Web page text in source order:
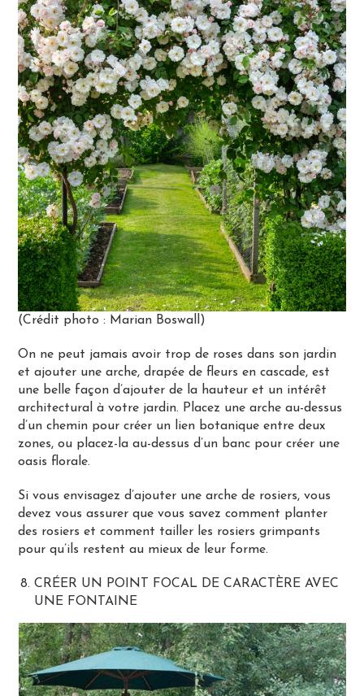
(Crédit photo : Marian Boswall)
On ne peut jamais avoir trop de roses dans son jardin
et ajouter une arche, drapée de fleurs en cascade, est
une belle façon d’ajouter de la hauteur et un intérêt
architectural à votre jardin. Placez une arche au-dessus
d’un chemin pour créer un lien botanique entre deux
zones, ou placez-la au-dessus d’un banc pour créer une
oasis florale.
Si vous envisagez d’ajouter une arche de rosiers, vous
devez vous assurer que vous savez comment planter
des rosiers et comment tailler les rosiers grimpants
pour qu’ils restent au mieux de leur forme.
CRÉER UN POINT FOCAL DE CARACTÈRE AVEC
UNE FONTAINE